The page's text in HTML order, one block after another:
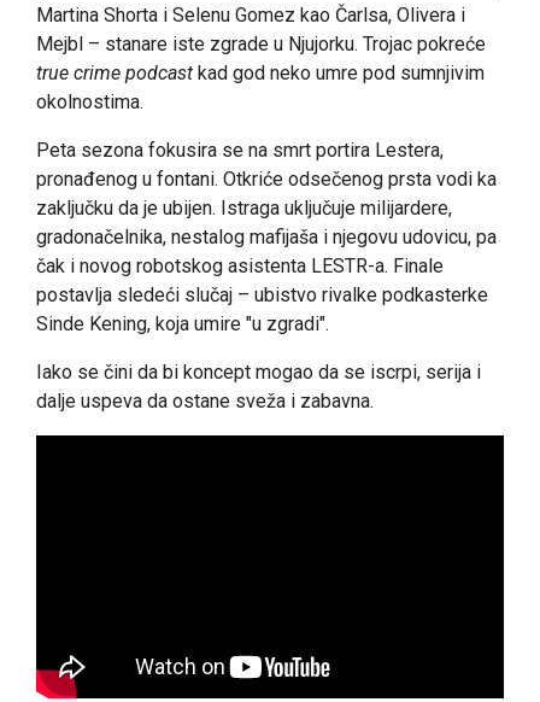
Martina Shorta i Selenu Gomez kao Čarlsa, Olivera i
Mejbl – stanare iste zgrade u Njujorku. Trojac pokreće
true crime podcast kad god neko umre pod sumnjivim
okolnostima.
Peta sezona fokusira se na smrt portira Lestera,
pronađenog u fontani. Otkriće odsečenog prsta vodi ka
zaključku da je ubijen. Istraga uključuje milijardere,
gradonačelnika, nestalog mafijaša i njegovu udovicu, pa
čak i novog robotskog asistenta LESTR-a. Finale
postavlja sledeći slučaj – ubistvo rivalke podkasterke
Sinde Kening, koja umire "u zgradi".
Iako se čini da bi koncept mogao da se iscrpi, serija i
dalje uspeva da ostane sveža i zabavna.